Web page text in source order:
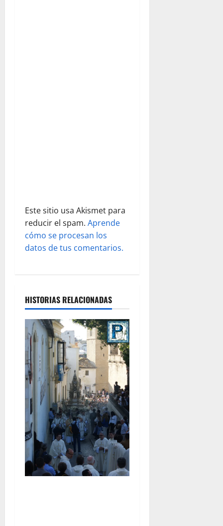
a
s
Este sitio usa Akismet para
reducir el spam. Aprende
cómo se procesan los
datos de tus comentarios.
HISTORIAS RELACIONADAS